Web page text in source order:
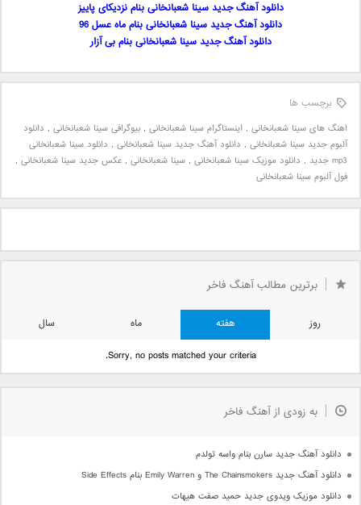
دانلود آهنگ جدید سینا شعبانخانی بنام نزدیکای پاییز
دانلود آهنگ جدید سینا شعبانخانی بنام ماه عسل 96
دانلود آهنگ جدید سینا شعبانخانی بنام بی آزار
برچسب ها
اهنگ های سینا شعبانخانی , اینستاگرام سینا شعبانخانی , بیوگرافی سینا شعبانخانی , دانلود
آلبوم جدید سینا شعبانخانی , دانلود آهنگ جدید سینا شعبانخانی , دانلود سینا شعبانخانی
mp3 جدید
, دانلود موزیک سینا شعبانخانی , سینا شعبانخانی , عکس جدید سینا شعبانخانی ,
فول آلبوم سینا شعبانخانی
برترین مطالب آهنگ فاخر
روز هفته ماه
سال
Sorry, no posts matched your criteria.
به زودی از آهنگ فاخر
دانلود آهنگ جدید سارن بنام واسه تولدم
دانلود آهنگ جدید The Chainsmokers و Emily Warren بنام Side Effects
دانلود موزیک ویدوی جدید حمید صفت هیهات